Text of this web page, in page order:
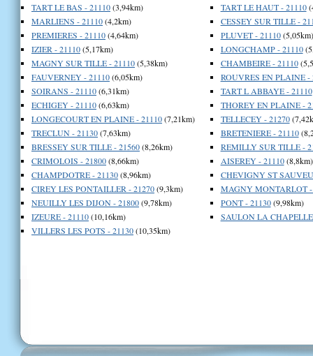
TART LE BAS - 21110(3,94km)
MARLIENS - 21110(4,2km)
PREMIERES - 21110(4,64km)
IZIER - 21110(5,17km)
MAGNY SUR TILLE - 21110(5,38km)
FAUVERNEY - 21110(6,05km)
SOIRANS - 21110(6,31km)
ECHIGEY - 21110(6,63km)
LONGECOURT EN PLAINE - 21110(7,21km)
TRECLUN - 21130(7,63km)
BRESSEY SUR TILLE - 21560(8,26km)
CRIMOLOIS - 21800(8,66km)
CHAMPDOTRE - 21130(8,96km)
CIREY LES PONTAILLER - 21270(9,3km)
NEUILLY LES DIJON - 21800(9,78km)
IZEURE - 21110(10,16km)
VILLERS LES POTS - 21130(10,35km)
TART LE HAUT - 21110
CESSEY SUR TILLE -
PLUVET - 21110(5,05km)
LONGCHAMP - 21110
CHAMBEIRE - 21110
ROUVRES EN PLAINE -
TART L ABBAYE - 21110
THOREY EN PLAINE -
TELLECEY - 21270
BRETENIERE - 21110
REMILLY SUR TILLE -
AISEREY - 21110(8,8km)
CHEVIGNY ST
MAGNY MONTARLOT -
PONT - 21130(9,98km)
SAULON LA